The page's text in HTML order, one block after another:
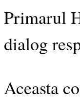
Primarul
dialog
Aceasta